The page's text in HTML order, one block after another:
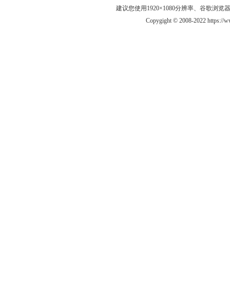
建议您使用1920×1080分辨率、谷歌浏览
Copygight © 2008-2022 https://